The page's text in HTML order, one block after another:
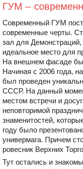
ГУМ –
Современный ГУМ
современные черты.
зал для
идеальное место для
На внешнем фасаде
Начиная с 2006 года,
был проведен
СССР. На данный
местом встречи и
неповторимой
знаменитостей,
году было
универмага. Причем
ровесник Верхних
Тут остались и